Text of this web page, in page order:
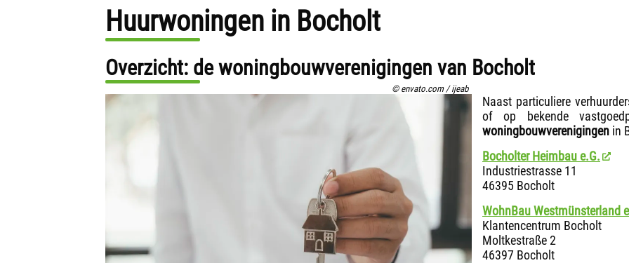
Huurwoningen in Bocholt
Overzicht: de woningbouwverenigingen van Bocholt
© envato.com / ijeab
Naast particuliere
of op bekende
woningbouwverenigingen in
Bocholter Heimbau e.G.
Industriestrasse 11
46395 Bocholt
WohnBau Westmünsterland
Klantencentrum Bocholt
Moltkestraße 2
46397 Bocholt